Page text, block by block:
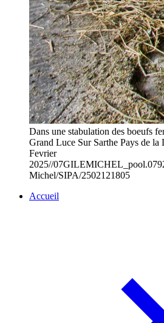
Dans une stabulation des boeufs
Grand Luce Sur Sarthe Pays de la
Fevrier
2025//
Michel/SIPA/2502121805
Accueil